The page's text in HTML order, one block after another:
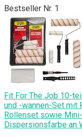
Bestseller Nr. 1
Fit For The Job 10-
und -wannen-Set mit
Rollenset sowie
Dispersionsfarbe an